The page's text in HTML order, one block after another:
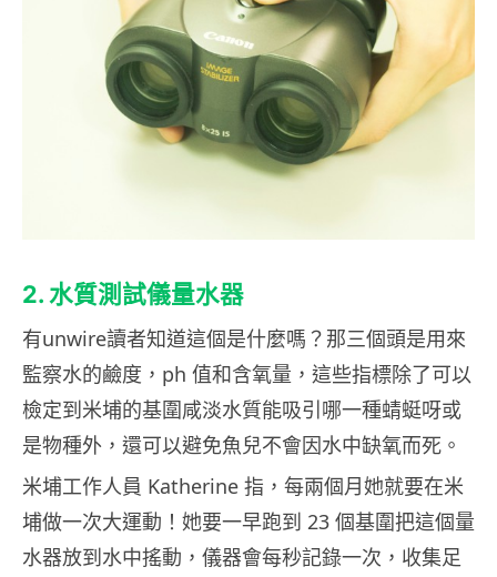
2. 水質測試儀量水器
有unwire讀者知道這個是什麼嗎？那三個頭是用來
監察水的鹼度，ph 值和含氧量，這些指標除了可以
檢定到米埔的基圍咸淡水質能吸引哪一種蜻蜓呀或
是物種外，還可以避免魚兒不會因水中缺氧而死。
米埔工作人員 Katherine 指，每兩個月她就要在米
埔做一次大運動！她要一早跑到 23 個基圍把這個量
水器放到水中搖動，儀器會每秒記錄一次，收集足